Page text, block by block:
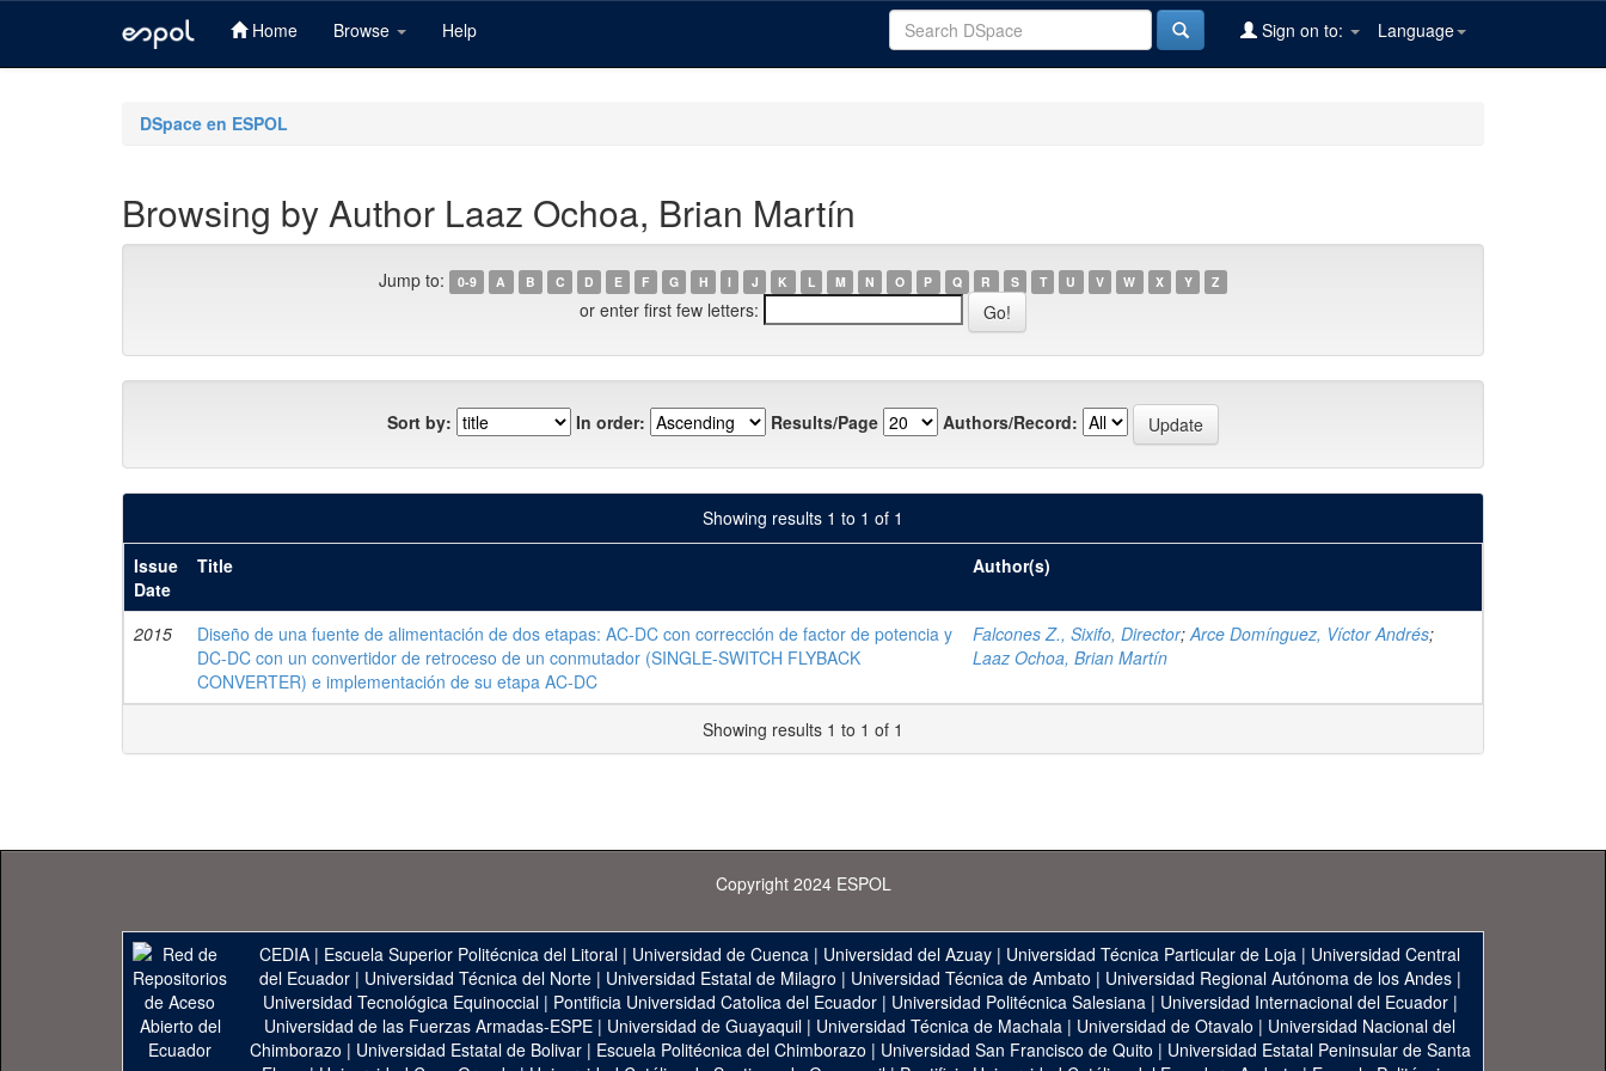
Home Browse Help Language
Sign on to:
DSpace en ESPOL
Browsing by Author Laaz Ochoa, Brian Martín
Jump to: 0-9 A B C D E F G H I J K L M N O P Q R S T U V W X Y Z
or enter first few letters:
Sort by: In order: Results/Page Authors/Record:
Showing results 1 to 1 of 1
Issue
Date
Title Author(s)
2015
Diseño de una fuente de alimentación de dos etapas: AC-DC con corrección de factor de potencia y
DC-DC con un convertidor de retroceso de un conmutador (SINGLE-SWITCH FLYBACK
CONVERTER) e implementación de su etapa AC-DC
Falcones Z., Sixifo, Director;Arce Domínguez, Víctor Andrés;
Laaz Ochoa, Brian Martín
Showing results 1 to 1 of 1
Copyright 2024 ESPOL
CEDIA | Escuela Superior Politécnica del Litoral | Universidad de Cuenca | Universidad del Azuay | Universidad Técnica Particular de Loja | Universidad Central
del Ecuador| Universidad Técnica del Norte| Universidad Estatal de Milagro | Universidad Técnica de Ambato | Universidad Regional Autónoma de los Andes|
Universidad Tecnológica Equinoccial| Pontificia Universidad Catolica del Ecuador| Universidad Politécnica Salesiana| Universidad Internacional del Ecuador|
Universidad de las Fuerzas Armadas-ESPE | Universidad de Guayaquil | Universidad Técnica de Machala | Universidad de Otavalo | Universidad Nacional del
Chimborazo | Universidad Estatal de Bolivar| Escuela Politécnica del Chimborazo | Universidad San Francisco de Quito | Universidad Estatal Peninsular de Santa